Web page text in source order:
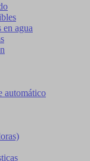
en agua
automático